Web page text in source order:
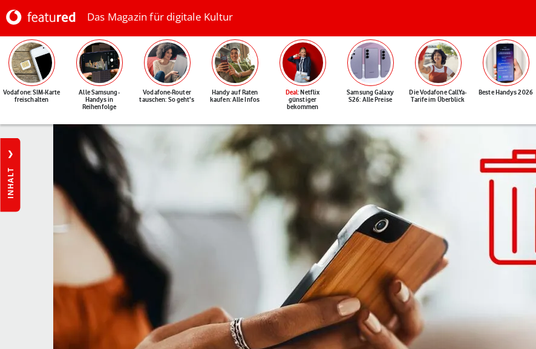
Das Magazin für digitale Kultur
Vodafone: SIM-Karte
freischalten
Alle Samsung-
Handys in
Reihenfolge
Vodafone-Router
tauschen: So geht's
Handy auf Raten
kaufen: Alle Infos
Deal: Netflix
günstiger
bekommen
Samsung Galaxy
S26: Alle Preise
Die Vodafone CallYa-
Tarife im Überblick
Beste Handys 2026
INHALT